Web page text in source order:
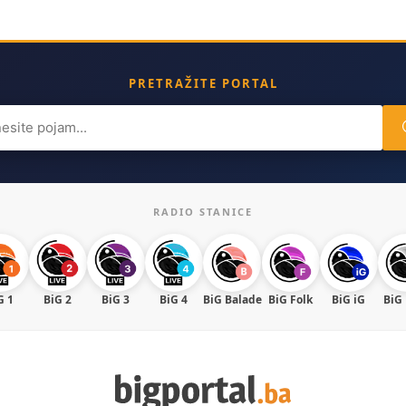
PRETRAŽITE PORTAL
RADIO STANICE
1 BiG 2 BiG 3 BiG 4 BiG Balade BiG Folk BiG iG BiG